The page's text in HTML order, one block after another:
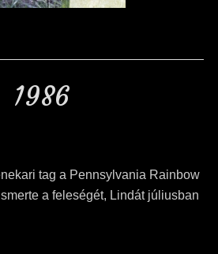
1986
tag a Pennsylvania Rainbow
a feleségét, Lindát júliusban